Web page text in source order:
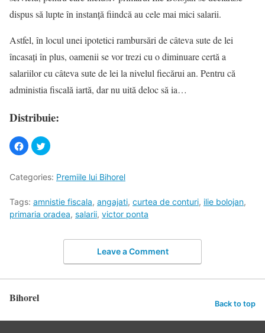
dispus să lupte în instanţă fiindcă au cele mai mici salarii.
Astfel, în locul unei ipotetici rambursări de câteva sute de lei
încasaţi în plus, oamenii se vor trezi cu o diminuare certă a
salariilor cu câteva sute de lei la nivelul fiecărui an. Pentru că
administia fiscală iartă, dar nu uită deloc să ia…
Distribuie:
Categories: Premiile lui Bihorel
Tags: amnistie fiscala, angajati, curtea de conturi, ilie bolojan,
primaria oradea, salarii, victor ponta
Leave a Comment
Bihorel Back to top